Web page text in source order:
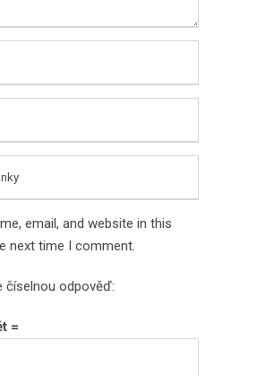
email, and website in this
next time I comment.
číselnou odpověď:
=